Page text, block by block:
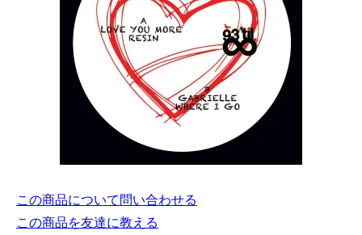
この商品について問い合わせる
この商品を友達に教える